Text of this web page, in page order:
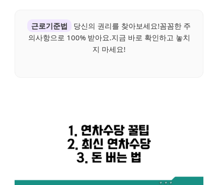
근로기준법
당신의 권리를 찾아보세요!꼼꼼한 주
의사항으로 100% 받아요.지금 바로 확인하고 놓치
지 마세요!